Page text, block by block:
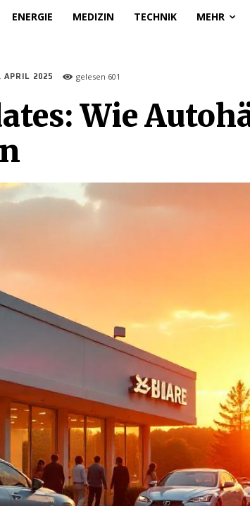
ENERGIE MEDIZIN TECHNIK MEHR
APRIL 2025 gelesen 601
Wie